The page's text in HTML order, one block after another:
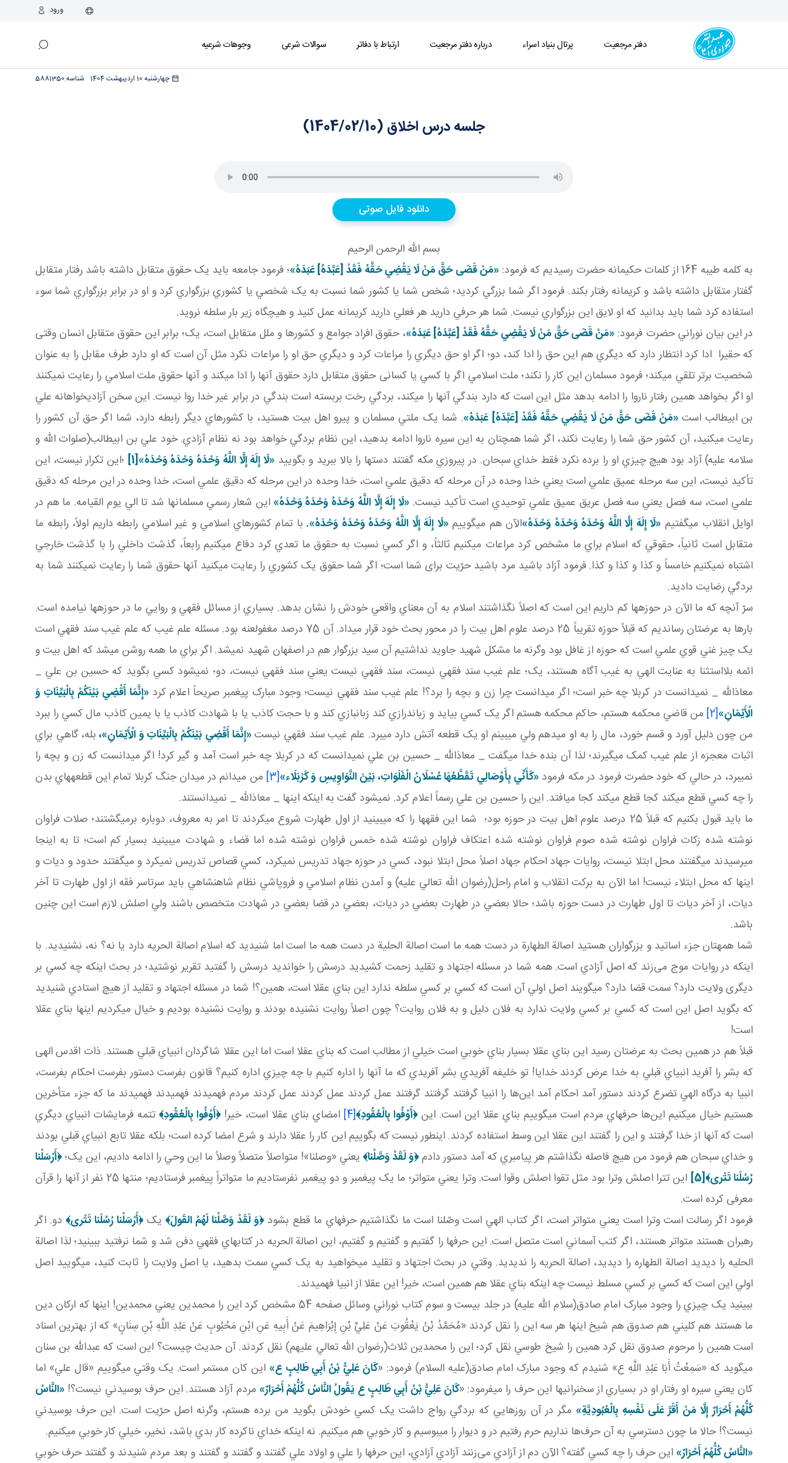
ورود
دفتر مرجعیت پرتال بنیاد اسراء درباره دفتر مرجعیت ارتباط با دفاتر سوالات شرعی وجوهات شرعیه
چهارشنبه 10 اردیبهشت 1404 5881350شناسه:
جلسه درس اخلاق (1404/02/10)
دانلود فایل صوتی
بسم الله الرحمن الرحيم
به کلمه طيبه 164 از کلمات حکيمانه حضرت رسيديم که فرمود:
«مَنْ قَضَى حَقَّ مَنْ لَا يَقْضِي حَقَّهُ فَقَدْ [عَبَّدَهُ‏] عَبَدَهُ‏»؛ فرمود جامعه بايد يک حقوق متقابل داشته باشد رفتار متقابل
گفتار متقابل داشته باشد و کريمانه رفتار بکند. فرمود اگر شما بزرگي کرديد؛ شخص شما يا کشور شما نسبت به يک شخصي يا کشوري بزرگواري کرد و او در برابر بزرگواري شما سوء
استفاده کرد شما بايد بدانيد که او لايق اين بزرگواري نيست. شما هر حرفي داريد هر فعلي داريد کريمانه عمل کنيد و هيچ گاه زير بار سلطه نرويد.
در اين بيان نوراني حضرت فرمود: «مَنْ قَضَى حَقَّ مَنْ لَا يَقْضِي حَقَّهُ فَقَدْ [عَبَّدَهُ‏] عَبَدَهُ‏»، حقوق افراد جوامع و کشورها و ملل متقابل است، يک؛ برابر اين حقوق متقابل انسان وقتی
که حقيرا ادا کرد انتظار دارد که ديگري هم اين حق را ادا کند، دو؛ اگر او حق ديگري را مراعات کرد و ديگري حق او را مراعات نکرد مثل آن است که او دارد طرف مقابل را به عنوان
شخصيت برتر تلقي مي کند؛ فرمود مسلمان اين کار را نکند؛ ملت اسلامي اگر با کسي يا کسانی حقوق متقابل دارد حقوق آنها را ادا مي کند و آنها حقوق ملت اسلامي را رعايت نمي کنند
او اگر بخواهد همين رفتار ناروا را ادامه بدهد مثل اين است که دارد بندگي آنها را مي کند، بردگي رخت بربسته است بندگي در برابر غير خدا روا نيست. اين سخن آزادي خواهانه علي
بن ابيطالب است «مَنْ قَضَى حَقَّ مَنْ لَا يَقْضِي حَقَّهُ فَقَدْ [عَبَّدَهُ‏] عَبَدَهُ‏». شما يک ملتي مسلمان و پيرو اهل بيت هستيد، با کشورهاي ديگر رابطه دارد، شما اگر حق آن کشور را
رعايت مي کنيد، آن کشور حق شما را رعايت نکند، اگر شما همچنان به اين سيره ناروا ادامه بدهيد، اين نظام بردگي خواهد بود نه نظام آزادي. خود علي بن ابيطالب(صلوات الله و
سلامه عليه) آزاد بود هيچ چيزي او را برده نکرد فقط خداي سبحان. در پيروزي مکه گفتند دستها را بالا ببريد و بگوييد«لَا إِلَهَ إِلَّا اللَّهُ وَحْدَهُ وَحْدَهُ‏ وَحْدَهُ‏»
[1]
؛اين تکرار نيست، اين
تأکيد نيست، اين سه مرحله عميق علمي است يعني خدا وحده در آن مرحله که دقيق علمي است، خدا وحده در اين مرحله که دقيق علمي است، خدا وحده در اين مرحله که دقيق
علمي است، سه فصل يعني سه فصل عريق عميق علمي توحيدي است تأکيد نيست.«لَا إِلَهَ إِلَّا اللَّهُ وَحْدَهُ وَحْدَهُ‏ وَحْدَهُ‏»اين شعار رسمي مسلمان ها شد تا الي يوم القيامه. ما هم در
اوايل انقلاب مي گفتيم «لَا إِلَهَ إِلَّا اللَّهُ وَحْدَهُ وَحْدَهُ‏ وَحْدَهُ‏»الآن هم مي گوييم«لَا إِلَهَ إِلَّا اللَّهُ وَحْدَهُ وَحْدَهُ‏ وَحْدَهُ‏». با تمام کشورهاي اسلامي و غير اسلامي رابطه داريم اولاً، رابطه ما
متقابل است ثانياً، حقوقي که اسلام براي ما مشخص کرد مراعات مي کنيم ثالثاً، و اگر کسي نسبت به حقوق ما تعدي کرد دفاع مي کنيم رابعاً، گذشت داخلي را با گذشت خارجي
اشتباه نمي کنيم خامساً و کذا و کذا و کذا. فرمود آزاد باشيد مرد باشيد حرّيت برای شما است؛ اگر شما حقوق يک کشوري را رعايت مي کنيد آنها حقوق شما را رعايت نمي کنند شما به
بردگي رضايت داديد.
سرّ آنچه که ما الآن در حوزه ها کم داريم اين است که اصلاً نگذاشتند اسلام به آن معناي واقعي خودش را نشان بدهد. بسياري از مسائل فقهي و روايي ما در حوزه ها نيامده است.
بارها به عرضتان رسانديم که قبلاً حوزه تقريباً 25 درصد علوم اهل بيت را در محور بحث خود قرار مي داد. آن 75 درصد مغفول عنه بود. مسئله علم غيب که علم غيب سند فقهي است
يک چيز غني قوي علمي است که حوزه از غافل بود وگرنه ما مشکل شهيد جاويد نداشتيم آن سيد بزرگوار هم در اصفهان شهيد نمي شد. اگر براي ما همه روشن مي شد که اهل بيت و
ائمه بلااستثنا به عنايت الهي به غيب آگاه هستند، يک؛ علم غيب سند فقهي نيست، سند فقهي نيست يعني سند فقهي نيست، دو؛ نمي شود کسي بگويد که حسين بن علي _
معاذالله _ نمي دانست در کربلا چه خبر است؛ اگر مي دانست چرا زن و بچه را برد؟! علم غيب سند فقهي نيست؛ وجود مبارک پيغمبر صريحاً اعلام کرد«إِنَّمَا أَقْضِي‏ بَيْنَكُمْ بِالْبَيِّنَاتِ وَ
الْأَيْمَانِ»[2]
من قاضي محکمه هستم، حاکم محکمه هستم اگر يک کسي بيايد و زبان درازي کند زبان بازي کند و با حجت کاذب يا با شهادت کاذب يا با يمين کاذب مال کسي را ببرد
من چون دليل آورد و قسم خورد، مال را به او مي دهم ولي مي بينم او يک قطعه آتش دارد مي برد. علم غيب سند فقهي نيست«إِنَّمَا أَقْضِي‏ بَيْنَكُمْ بِالْبَيِّنَاتِ وَ الْأَيْمَانِ»، بله، گاهي براي
اثبات معجزه از علم غيب کمک مي گيرند؛ لذا آن بنده خدا مي گفت _ معاذالله _ حسين بن علي نمي دانست که در کربلا چه خبر است آمد و گير کرد! اگر مي دانست که زن و بچه را
نمي برد، در حالي که خود حضرت فرمود در مکه فرمود «كَأَنِّي بِأَوْصَالِي تَقَطَّعُهَا عُسْلَانُ الْفَلَوَاتِ، بَيْنَ النَّوَاوِيسِ وَ كَرْبَلَاء»[3]
من مي دانم در ميدان جنگ کربلا تمام اين قطعه هاي بدن
را چه کسي قطع مي کند کجا قطع مي کند کجا مي افتد. اين را حسين بن علي رسماً اعلام کرد. نمي شود گفت به اينکه اينها _ معاذالله _ نمي دانستند.
ما بايد قبول بکنيم که قبلاً 25 درصد علوم اهل بيت در حوزه بود؛ شما اين فقه ها را که مي بينيد از اول طهارت شروع مي کردند تا امر به معروف، دوباره برمي گشتند؛ صلات فراوان
نوشته شده زکات فراوان نوشته شده صوم فراوان نوشته شده اعتکاف فراوان نوشته شده خمس فراوان نوشته شده اما قضاء و شهادت مي بينيد بسيار کم است؛ تا به اينجا
مي رسيدند مي گفتند محل ابتلا نيست، روايات جهاد احکام جهاد اصلاً محل ابتلا نبود، کسي در حوزه جهاد تدريس نمي کرد، کسي قصاص تدريس نمي کرد و مي گفتند حدود و ديات و
اينها که محل ابتلاء نيست! اما الآن به برکت انقلاب و امام راحل(رضوان الله تعالي عليه) و آمدن نظام اسلامي و فروپاشي نظام شاهنشاهي بايد سرتاسر فقه از اول طهارت تا آخر
ديات، از آخر ديات تا اول طهارت در دست حوزه باشد؛ حالا بعضي در طهارت بعضي در ديات، بعضي در قضا بعضي در شهادت متخصص باشند ولي اصلش لازم است اين چنين
باشد.
شما همه تان جزء اساتيد و بزرگواران هستيد اصالة الطهارة در دست همه ما است اصالة الحلية در دست همه ما است اما شنيديد که اسلام اصالة الحريه دارد يا نه؟ نه، نشنيديد. با
اينکه در روايات موج می‌زند که اصل آزادي است. همه شما در مسئله اجتهاد و تقليد زحمت کشيديد درسش را خوانديد درسش را گفتيد تقرير نوشتيد؛ در بحث اينکه چه کسي بر
ديگری ولايت دارد؟ سمت قضا دارد؟ مي گويند اصل اولي آن است که کسي بر کسي سلطه ندارد اين بناي عقلا است، همين؟! شما در مسئله اجتهاد و تقليد از هيچ استادي شنيديد
که بگويد اصل اين است که کسي بر کسي ولايت ندارد به فلان دليل و به فلان روايت؟ چون اصلاً روايت نشنيده بودند و روايت نشنيده بوديم و خيال مي کرديم اينها بناي عقلا
است!
قبلاً هم در همين بحث به عرضتان رسيد اين بناي عقلا بسيار بناي خوبي است خيلي از مطالب است که بناي عقلا است اما اين عقلا شاگردان انبياي قبلي هستند. ذات اقدس الهی
که بشر را آفريد انبياي قبلي به خدا عرض کردند خدايا! تو خليفه آفريدي بشر آفريدي که ما آنها را اداره کنيم با چه چيزي اداره کنيم؟ قانون بفرست دستور بفرست احکام بفرست،
انبيا به درگاه الهي تضرع کردند دستور آمد احکام آمد اين‌ها را انبيا گرفتند گرفتند گرفتند عمل کردند عمل کردند عمل کردند مردم فهميدند فهميدند فهميدند ما که جزء متأخرين
هستيم خيال مي کنيم اين‌ها حرف هاي مردم است مي گوييم بناي عقلا اين است. اين﴿أَوْفُوا بِالْعُقُودِ﴾[4] امضاي بناي عقلا است، خير!﴿أَوْفُوا بِالْعُقُودِ﴾ تتمه فرمايشات انبياي ديگري
است که آنها از خدا گرفتند و اين را گفتند اين عقلا اين وسط استفاده کردند. اين طور نيست که بگوييم اين کار را عقلا دارند و شرع امضا کرده است؛ بلکه عقلا تابع انبياي قبلي بودند
و خداي سبحان هم فرمود من هيچ فاصله نگذاشتم هر پيامبري که آمد دستور دادم﴿وَ لَقَدْ وَصَّلْنا﴾ يعني «وصلنا»! متواصلاً متصلاً وصلاً ما اين وحي را ادامه داديم، اين يک؛﴿أَرْسَلْنا
رُسُلَنا تَتْری﴾[5]
اين تترا اصلش وترا بود مثل تقوا اصلش وقوا است. وترا يعني متواتر؛ ما يک پيغمبر و دو پيغمبر نفرستاديم ما متواتراً پيغمبر فرستاديم؛ منتها 25 نفر از آنها را قرآن
معرفی کرده است.
فرمود اگر رسالت است وترا است يعني متواتر است، اگر کتاب الهي است وصّلنا است ما نگذاشتيم حرف هاي ما قطع بشود﴿وَ لَقَدْ وَصَّلْنا لَهُمُ القَولَ﴾يک﴿أَرْسَلْنا رُسُلَنا تَتْری﴾دو. اگر
رهبران هستند متواتر هستند، اگر کتب آسماني است متصل است. اين حرف ها را گفتيم و گفتيم و گفتيم، اين اصالة الحريه در کتاب هاي فقهي دفن شد و شما نرفتيد ببينيد؛ لذا اصالة
الحليه را ديديد اصالة الطهاره را ديديد، اصالة الحريه را نديديد. وقتي در بحث اجتهاد و تقليد مي خواهيد به يک کسي سمت بدهيد، يا اصل ولايت را ثابت کنيد، مي گوييد اصل
اولي اين است که کسي بر کسي مسلط نيست چه اينکه بناي عقلا هم همين است، خير! اين عقلا از انبيا فهميدند.
ببينيد يک چيزي را وجود مبارک امام صادق(سلام الله عليه) در جلد بيست و سوم کتاب نوراني وسائل صفحه 54 مشخص کرد اين را محمدين يعني محمدين! اينها که ارکان دين
ما هستند هم کليني هم صدوق هم شيخ اينها هر سه اين را نقل کردند «مُحَمَّدُ بْنُ يَعْقُوبَ عَنْ عَلِيِّ بْنِ إِبْرَاهِيمَ عَنْ أَبِيهِ عَنِ ابْنِ مَحْبُوبٍ عَنْ عَبْدِ اللَّهِ بْنِ سِنَانٍ» که از بهترين اسناد
است همين را مرحوم صدوق نقل کرد همين را شيخ طوسي نقل کرد؛ اين را محمدين ثلاث(رضوان الله تعالي عليهم) نقل کردند. آن حديث چيست؟ اين است که عبدالله بن سنان
مي گويد که «سَمِعْتُ أَبَا عَبْدِ اللَّهِ ع» شنيدم که وجود مبارک امام صادق(عليه السلام) فرمود: «كَانَ عَلِيُّ بْنُ أَبِي طَالِبٍ ع» اين کان مستمر است. يک وقتي مي گوييم «قال علي» اما
کان يعني سيره او رفتار او در بسياري از سخنراني ها اين حرف را مي فرمود: «كَانَ عَلِيُّ بْنُ أَبِي طَالِبٍ ع يَقُولُ النَّاسُ كُلُّهُمْ أَحْرَارٌ» مردم آزاد هستند. اين حرف بوسيدني نيست؟! «النَّاسُ
كُلُّهُمْ أَحْرَارٌ إِلَّا مَنْ أَقَرَّ عَلَى نَفْسِهِ بِالْعُبُودِيَّةِ» مگر در آن روزهايي که بردگي رواج داشت يک کسي خودش بگويد من برده هستم، وگرنه اصل حرّيت است. اين حرف بوسيدني
نيست؟! حالا ما چون دسترسي به آن‌ حرف‌ها نداريم حرم رفتيم در و ديوار را مي بوسيم و کار خوبي هم مي کنيم. نه اينکه خداي ناکرده کار بدي باشد، نخير، خيلي کار خوبي مي کنيم.
«النَّاسُ كُلُّهُمْ أَحْرَارٌ» اين حرف را چه کسي گفته؟ الآن دم از آزادي می‌زنند آزادي آزادي، اين حرف ها را علي و اولاد علي گفتند و گفتند و گفتند و بعد مردم شنيدند و گفتند حرف خوبي